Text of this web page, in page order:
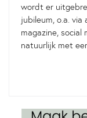
wordt er
jubileum, o.a.
magazine, social
natuurlijk met